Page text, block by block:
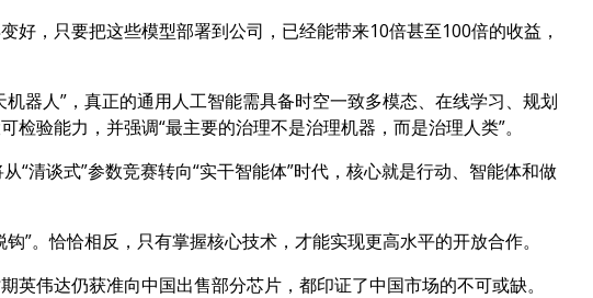
好，只要把这些模型部署到公司，已经能带来10倍甚至100倍的收益，
器人”，真正的通用人工智能需具备时空一致多模态、在线学习、规划
检验能力，并强调“最主要的治理不是治理机器，而是治理人类”。
“清谈式”参数竞赛转向“实干智能体”时代，核心就是行动、智能体和做
”。恰恰相反，只有掌握核心技术，才能实现更高水平的开放合作。
英伟达仍获准向中国出售部分芯片，都印证了中国市场的不可或缺。